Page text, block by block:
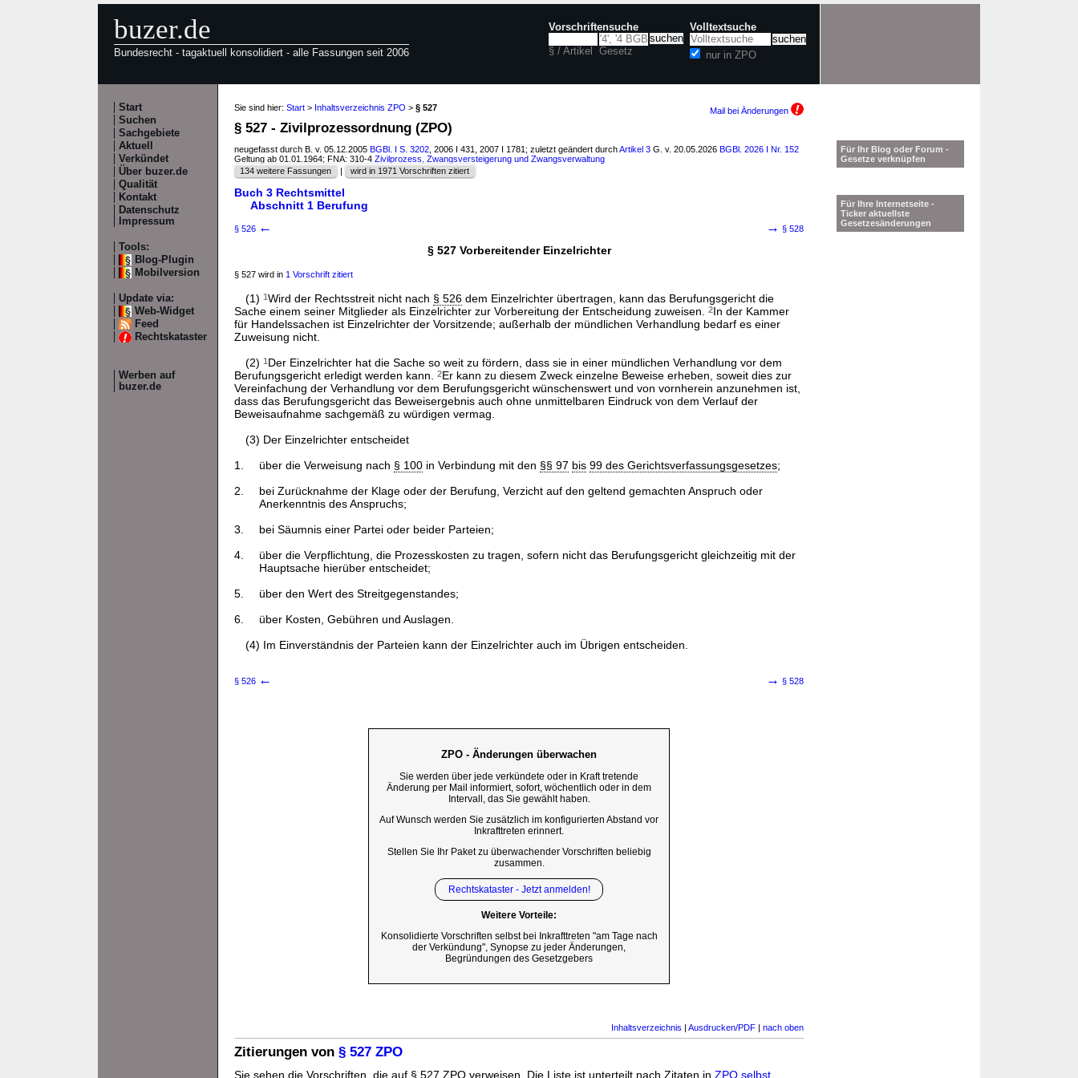
buzer.de
Bundesrecht - tagaktuell konsolidiert - alle Fassungen seit 2006
Vorschriftensuche
§ / Artikel Gesetz
Volltextsuche
nur in ZPO
Start
Suchen
Sachgebiete
Aktuell
Verkündet
Über buzer.de
Qualität
Kontakt
Datenschutz
Impressum
Tools:
Blog-Plugin
Mobilversion
Update via:
Web-Widget
Feed
Rechtskataster
Werben auf
buzer.de
Sie sind hier: Start > Inhaltsverzeichnis ZPO > § 527 Mail bei Änderungen
§ 527 - Zivilprozessordnung (ZPO)
neugefasst durch B. v. 05.12.2005 BGBl. I S. 3202 , 2006 I 431, 2007 I 1781; zuletzt geändert durchArtikel 3 G. v. 20.05.2026 BGBl. 2026 I Nr. 152
Geltung ab 01.01.1964; FNA: 310-4 Zivilprozess, Zwangsversteigerung und Zwangsverwaltung
134 weitere Fassungen
| wird in 1971 Vorschriften zitiert
Buch 3 Rechtsmittel
Abschnitt 1 Berufung
§ 526 ← → § 528
§ 527 Vorbereitender Einzelrichter
§ 527 wird in 1 Vorschrift zitiert
(1) 1Wird der Rechtsstreit nicht nach § 526 dem Einzelrichter übertragen, kann das Berufungsgericht die
Sache einem seiner Mitglieder als Einzelrichter zur Vorbereitung der Entscheidung zuweisen.
2In der Kammer
für Handelssachen ist Einzelrichter der Vorsitzende; außerhalb der mündlichen Verhandlung bedarf es einer
Zuweisung nicht.
(2) 1Der Einzelrichter hat die Sache so weit zu fördern, dass sie in einer mündlichen Verhandlung vor dem
Berufungsgericht erledigt werden kann.
2Er kann zu diesem Zweck einzelne Beweise erheben, soweit dies zur
Vereinfachung der Verhandlung vor dem Berufungsgericht wünschenswert und von vornherein anzunehmen ist,
dass das Berufungsgericht das Beweisergebnis auch ohne unmittelbaren Eindruck von dem Verlauf der
Beweisaufnahme sachgemäß zu würdigen vermag.
(3) Der Einzelrichter entscheidet
1.
über die Verweisung nach § 100in Verbindung mit den §§ 97 bis 99 des Gerichtsverfassungsgesetzes;
2.
bei Zurücknahme der Klage oder der Berufung, Verzicht auf den geltend gemachten Anspruch oder
Anerkenntnis des Anspruchs;
3.
bei Säumnis einer Partei oder beider Parteien;
4.
über die Verpflichtung, die Prozesskosten zu tragen, sofern nicht das Berufungsgericht gleichzeitig mit der
Hauptsache hierüber entscheidet;
5.
über den Wert des Streitgegenstandes;
6.
über Kosten, Gebühren und Auslagen.
(4) Im Einverständnis der Parteien kann der Einzelrichter auch im Übrigen entscheiden.
§ 526 ← → § 528
ZPO - Änderungen überwachen
Sie werden über jede verkündete oder in Kraft tretende
Änderung per Mail informiert, sofort, wöchentlich oder in dem
Intervall, das Sie gewählt haben.
Auf Wunsch werden Sie zusätzlich im konfigurierten Abstand vor
Inkrafttreten erinnert.
Stellen Sie Ihr Paket zu überwachender Vorschriften beliebig
zusammen.
Rechtskataster - Jetzt anmelden!
Weitere Vorteile:
Konsolidierte Vorschriften selbst bei Inkrafttreten "am Tage nach
der Verkündung", Synopse zu jeder Änderungen,
Begründungen des Gesetzgebers
Inhaltsverzeichnis | Ausdrucken/PDF | nach oben
Zitierungen von § 527 ZPO
Sie sehen die Vorschriften, die auf § 527 ZPO verweisen. Die Liste ist unterteilt nach Zitaten in ZPO selbst
Für Ihr Blog oder Forum -
Gesetze verknüpfen
Für Ihre Internetseite -
Ticker aktuellste
Gesetzesänderungen